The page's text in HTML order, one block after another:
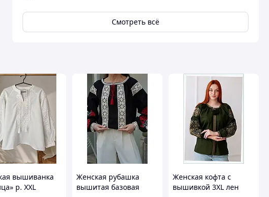
Смотреть всё
вышиванка
р. XXL
Женская рубашка
вышитая базовая
Женская кофта с
вышивкой 3XL лен